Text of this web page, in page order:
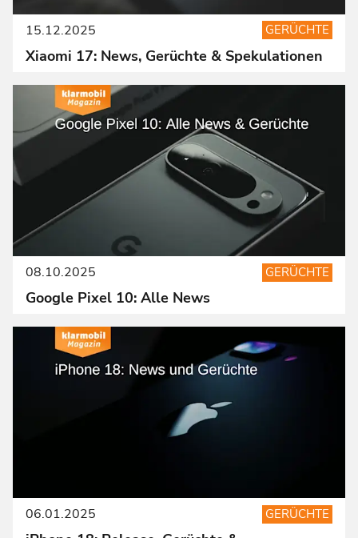
Xiaomi 17: News, Gerüchte & Spekulationen
GERÜCHTE
15.12.2025
Google Pixel 10: Alle News
GERÜCHTE
08.10.2025
GERÜCHTE
06.01.2025